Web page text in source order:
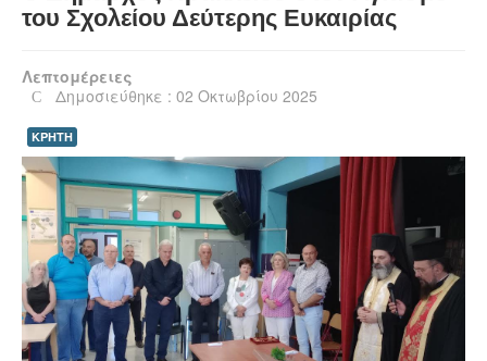
Οικονομικά
Ελλάδα
Κόσμος
Απόψεις
Τεχνολογία
Υγεία
Πολιτισμός
Αθλητικά
του Σχολείου Δεύτερης Ευκαιρίας
Λεπτομέρειες
Δημοσιεύθηκε : 02 Οκτωβρίου 2025
ΚΡΗΤΗ